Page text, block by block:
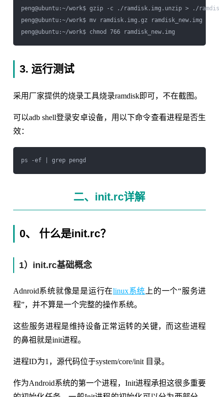
peng@ubuntu:~/work$ gzip -c ./ramdisk.img.unzip > ./
peng@ubuntu:~/work$ mv ramdisk.img.gz ramdisk_new.img
3. 运行测试
采用厂家提供的烧录工具烧录ramdisk即可，不在截图。
可以adb shell登录安卓设备，用以下命令查看进程是否生
效：
二、init.rc详解
0、 什么是init.rc？
1）init.rc基础概念
Adnroid系统就像是是运行在linux系统 上的一个“服务进
程”，并不算是一个完整的操作系统。
这些服务进程是维持设备正常运转的关键，而这些进程
的鼻祖就是init进程。
进程ID为1，源代码位于system/core/init 目录。
作为Android系统的第一个进程，Init进程承担这很多重要